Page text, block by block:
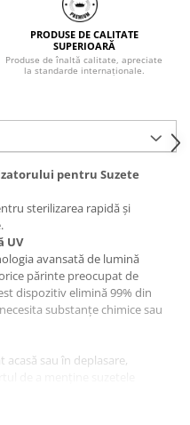
PRODUSE DE CALITATE
SUPERIOARĂ
Produse de înaltă calitate, apreciate
la standarde internaționale.
pentru Suzete
sterilizarea rapidă și
UV
avansată de lumină
părinte preocupat de
dispozitiv elimină 99% din
substanțe chimice sau
sau în deplasare,
silențios și include
ideal pentru îngrijirea